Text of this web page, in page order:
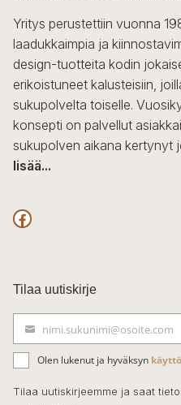
Yritys perustettiin vuonna
laadukkaimpia ja
design-tuotteita kodin
erikoistuneet kalusteisiin,
sukupolvelta toiselle.
konsepti on palvellut
sukupolven aikana kertynyt
lisää...
F
c
e
b
o
o
Tilaa uutiskirje
ä
h
k
nimi.sukunimi@osoite.com
Olen lukenut ja hyväksyn
Tilaa uutiskirjeemme ja saat